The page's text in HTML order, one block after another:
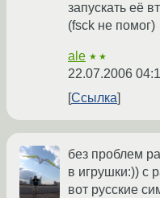
запускать её
(fsck не помог)
ale ★★
22.07.2006
Ссылка
без проблем
в игрушки:)) с
вот русские